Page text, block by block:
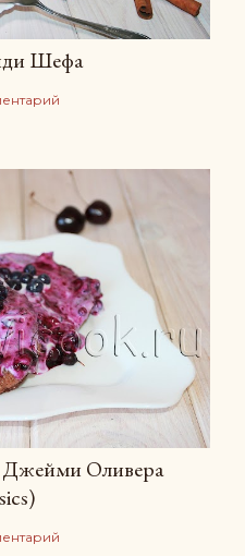
Шефа
Джейми Оливера